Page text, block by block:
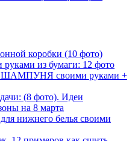
коробки (10 фото)
из бумаги: 12 фото
ШАМПУНЯ своими руками +
(8 фото). Идеи
на 8 марта
нижнего белья своими